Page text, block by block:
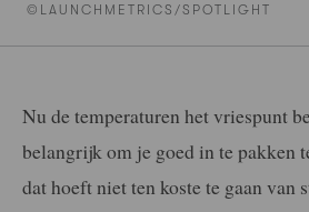
©LAUNCHMETRICS/SPOTLIGHT
Nu de temperaturen het vriespunt
belangrijk om je goed in te pakken
dat hoeft niet ten koste te gaan van